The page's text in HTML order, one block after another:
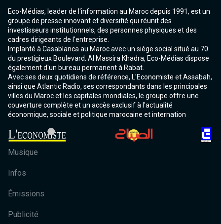
Eco-Médias, leader de l'information au Maroc depuis 1991, est un
groupe de presse innovant et diversifié qui réunit des
investisseurs institutionnels, des personnes physiques et des
cadres dirigeants de l'entreprise.
Implanté à Casablanca au Maroc avec un siège social situé au 70
du prestigieux Boulevard. Al Massira Khadra, Eco-Médias dispose
également d'un bureau permanent à Rabat.
Avec ses deux quotidiens de référence, L'Economiste et Assabah,
ainsi que Atlantic Radio, ses correspondants dans les principales
villes du Maroc et les capitales mondiales, le groupe offre une
couverture complète et un accès exclusif à l'actualité
économique, sociale et politique marocaine et internation
Musique
Infos
Émissions
Publicité